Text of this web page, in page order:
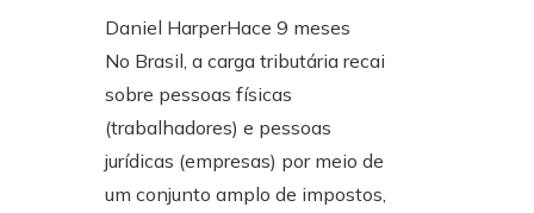
Daniel HarperHace 9 meses
No Brasil, a carga tributária recai
sobre pessoas físicas
(trabalhadores) e pessoas
jurídicas (empresas) por meio de
um conjunto amplo de impostos,